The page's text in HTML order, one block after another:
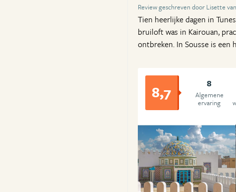
Review geschreven door Lisette
Tien heerlijke dagen in
bruiloft was in Kairouan,
ontbreken. In Sousse is een
8,7 8
Algemene
ervaring